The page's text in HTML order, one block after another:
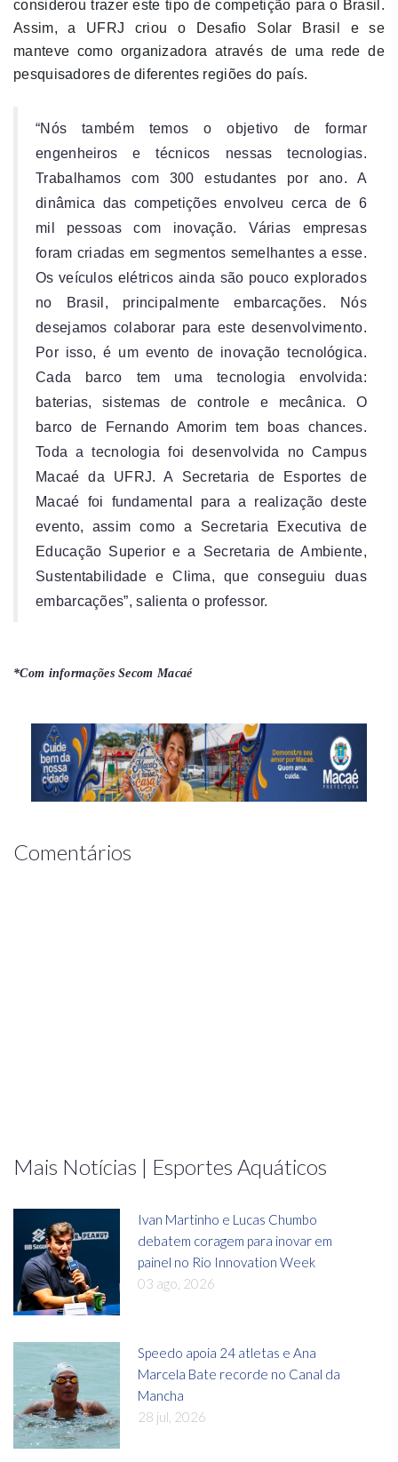
considerou trazer este tipo de competição para o Brasil.
Assim, a UFRJ criou o Desafio Solar Brasil e se
manteve como organizadora através de uma rede de
pesquisadores de diferentes regiões do país.
“Nós também temos o objetivo de formar
engenheiros e técnicos nessas tecnologias.
Trabalhamos com 300 estudantes por ano. A
dinâmica das competições envolveu cerca de 6
mil pessoas com inovação. Várias empresas
foram criadas em segmentos semelhantes a esse.
Os veículos elétricos ainda são pouco explorados
no Brasil, principalmente embarcações. Nós
desejamos colaborar para este desenvolvimento.
Por isso, é um evento de inovação tecnológica.
Cada barco tem uma tecnologia envolvida:
baterias, sistemas de controle e mecânica. O
barco de Fernando Amorim tem boas chances.
Toda a tecnologia foi desenvolvida no Campus
Macaé da UFRJ. A Secretaria de Esportes de
Macaé foi fundamental para a realização deste
evento, assim como a Secretaria Executiva de
Educação Superior e a Secretaria de Ambiente,
Sustentabilidade e Clima, que conseguiu duas
embarcações”, salienta o professor.
*Com informações Secom Macaé
Comentários
Mais Notícias | Esportes Aquáticos
Ivan Martinho e Lucas Chumbo
debatem coragem para inovar em
painel no Rio Innovation Week
03 ago, 2026
Speedo apoia 24 atletas e Ana
Marcela Bate recorde no Canal da
Mancha
28 jul, 2026